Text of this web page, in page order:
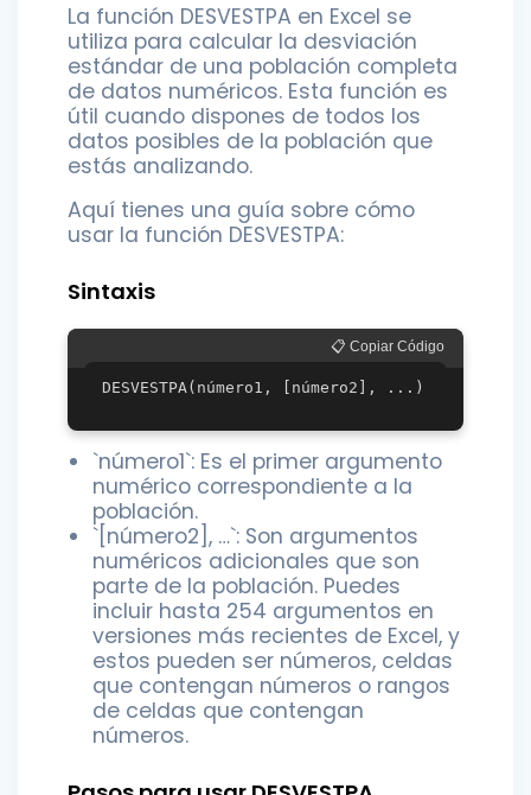
La función DESVESTPA en Excel se
utiliza para calcular la desviación
estándar de una población completa
de datos numéricos. Esta función es
útil cuando dispones de todos los
datos posibles de la población que
estás analizando.
Aquí tienes una guía sobre cómo
usar la función DESVESTPA:
Sintaxis
📋 Copiar Código
`número1`: Es el primer argumento
numérico correspondiente a la
población.
`[número2], …`: Son argumentos
numéricos adicionales que son
parte de la población. Puedes
incluir hasta 254 argumentos en
versiones más recientes de Excel, y
estos pueden ser números, celdas
que contengan números o rangos
de celdas que contengan
números.